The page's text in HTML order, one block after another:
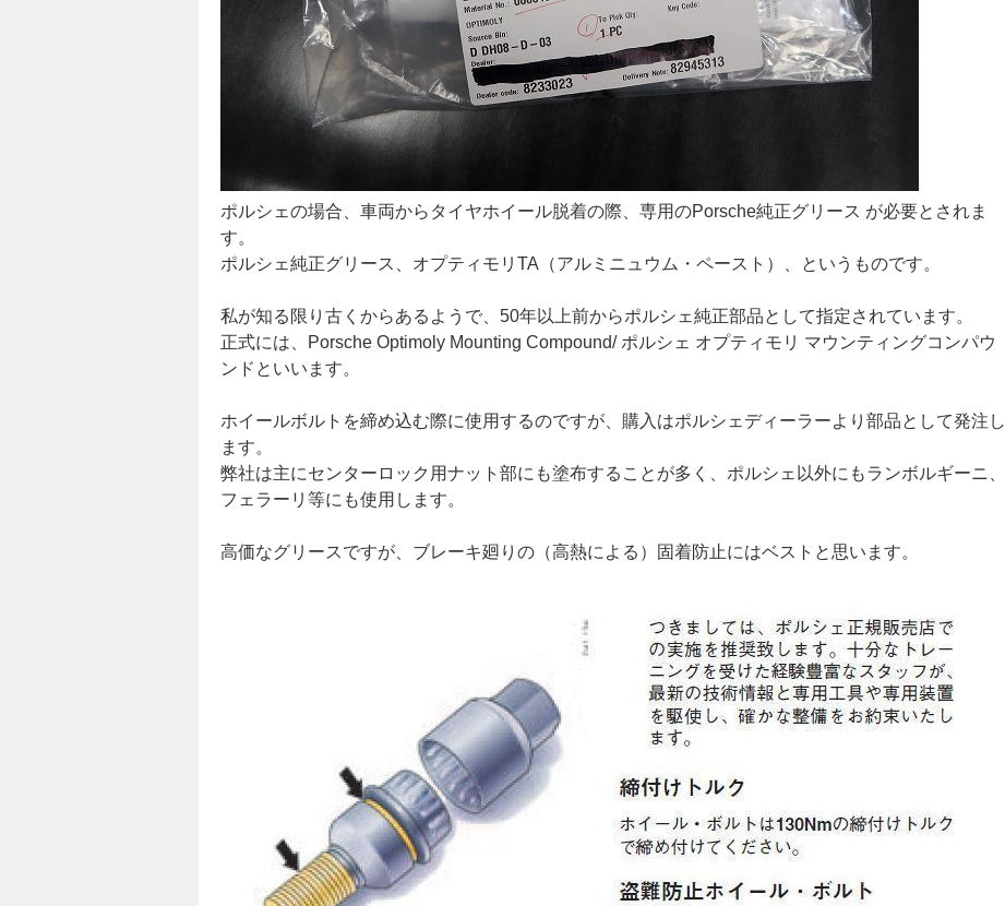
ポルシェの場合、車両からタイヤホイール脱着の際、専用のPorsche純正グリース が必要とされま
す。
ポルシェ純正グリース、オプティモリTA（アルミニュウム・ペースト）、というものです。
私が知る限り古くからあるようで、50年以上前からポルシェ純正部品として指定されています。
正式には、Porsche Optimoly Mounting Compound/ ポルシェ オプティモリ マウンティングコンパウ
ンドといいます。
ホイールボルトを締め込む際に使用するのですが、購入はポルシェディーラーより部品として発注し
ます。
弊社は主にセンターロック用ナット部にも塗布することが多く、ポルシェ以外にもランボルギーニ、
フェラーリ等にも使用します。
高価なグリースですが、ブレーキ廻りの（高熱による）固着防止にはベストと思います。